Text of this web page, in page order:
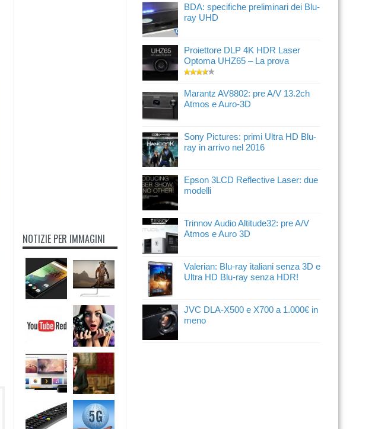
NOTIZIE PER IMMAGINI
BDA: specifiche preliminari dei Blu-
ray UHD
Proiettore DLP 4K HDR Laser
Optoma UHZ65 – La prova
Marantz AV8802: pre A/V 13.2ch
Atmos e Auro-3D
Sony Pictures: primi Ultra HD Blu-
ray in arrivo nel 2016
Epson 3LCD Reflective Laser: due
modelli
Trinnov Audio Altitude32: pre A/V
Atmos e Auro 3D
Valerian: Blu-ray italiani senza 3D e
Ultra HD Blu-ray senza HDR!
JVC DLA-X500 e X700 a 1.000€ in
meno